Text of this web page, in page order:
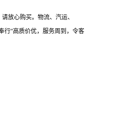
放心购买。物流、汽运、
行“高质价优，服务周到，令客